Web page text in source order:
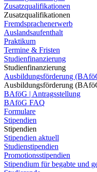
Zusatzqualifikationen
Zusatzqualifikationen
Fremdsprachenerwerb
Auslandsaufenthalt
Praktikum
Termine & Fristen
Studienfinanzierung
Studienfinanzierung
Ausbildungsförderung
Ausbildungsförderung
BAföG | Antragsstellung
BAföG FAQ
Formulare
Stipendien
Stipendien
Stipendien aktuell
Studienstipendien
Promotionsstipendien
Stipendium für begabte und